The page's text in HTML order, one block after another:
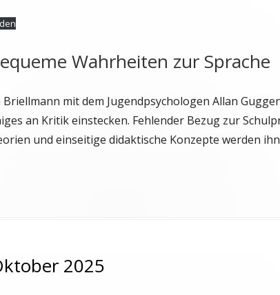
Wahrheiten zur Sprache
mit dem Jugendpsychologen Allan
an Kritik einstecken. Fehlender Bezug zur
und einseitige didaktische Konzepte werden
2025"
2025